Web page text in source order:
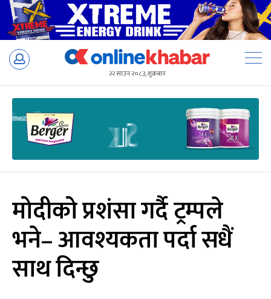
Skip
२२ साउन २०८३, शुक्रबार
मोदीको प्रशंसा गर्दै ट्रम्पले
भने– आवश्यकता पर्दा सधैं
साथ दिन्छु